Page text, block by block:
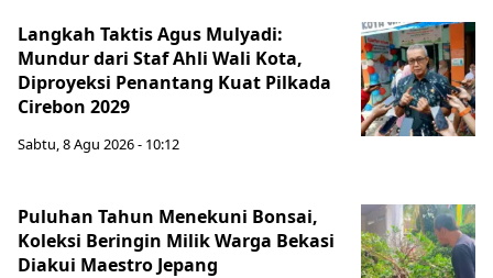
Langkah Taktis Agus Mulyadi:
Mundur dari Staf Ahli Wali Kota,
Diproyeksi Penantang Kuat Pilkada
Cirebon 2029
Sabtu, 8 Agu 2026 - 10:12
Puluhan Tahun Menekuni Bonsai,
Koleksi Beringin Milik Warga Bekasi
Diakui Maestro Jepang